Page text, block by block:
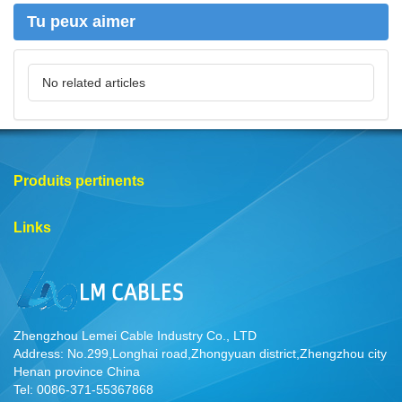
r
Tu peux aimer
No related articles
Produits pertinents
Links
Zhengzhou Lemei Cable Industry Co., LTD
Address: No.299,Longhai road,Zhongyuan district,Zhengzhou city
Henan province China
Tel: 0086-371-55367868